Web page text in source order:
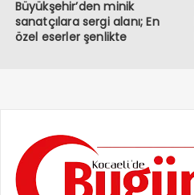
Büyükşehir’den minik
sanatçılara sergi alanı; En
özel eserler şenlikte